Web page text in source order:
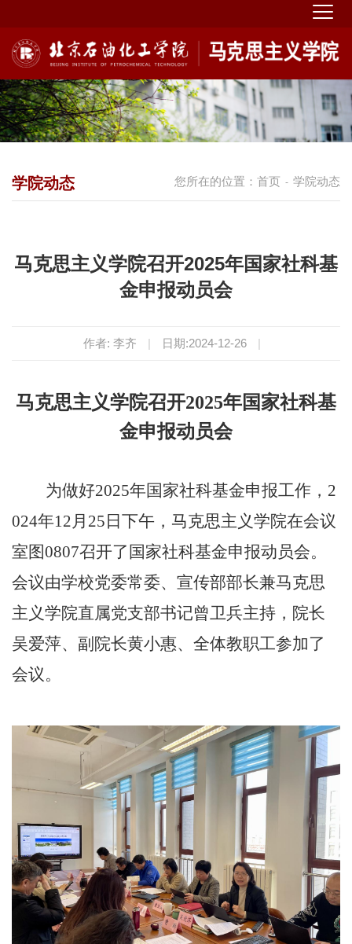
您所在的位置： 首页 - 学院动态
学院动态
马克思主义学院召开2025年国家社科基
金申报动员会
作者: 李齐 | 日期:2024-12-26 |
马克思主义学院召开2025年国家社科基
金申报动员会
为做好2025年国家社科基金申报工作，2
024年12月25日下午，马克思主义学院在会议
室图0807召开了国家社科基金申报动员会。
会议由学校党委常委、宣传部部长兼马克思
主义学院直属党支部书记曾卫兵主持，院长
吴爱萍、副院长黄小惠、全体教职工参加了
会议。